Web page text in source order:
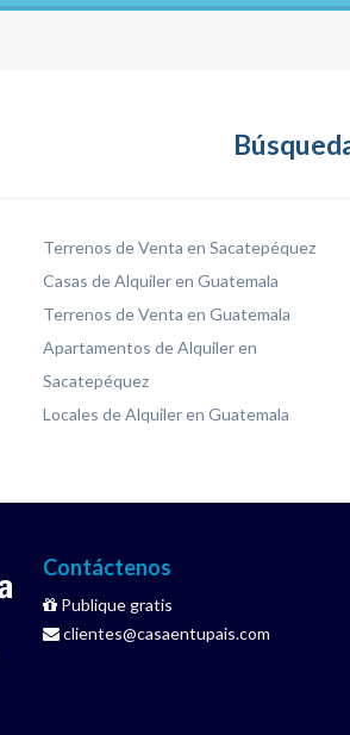
Terrenos de Venta en Sacatepéquez
Casas de Alquiler en Guatemala
Terrenos de Venta en Guatemala
Apartamentos de Alquiler en
Sacatepéquez
Locales de Alquiler en Guatemala
Contáctenos
Publique gratis
clientes@casaentupais.com